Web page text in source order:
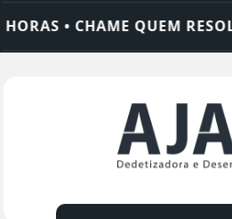
• CHAME QUEM RESOLVE: